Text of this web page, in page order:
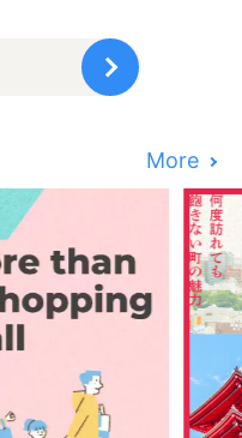
More